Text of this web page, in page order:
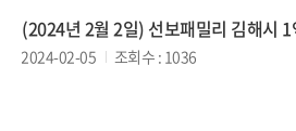
(2024년 2월 2일) 선보패밀리 김해시
2024-02-05 조회수 : 1036